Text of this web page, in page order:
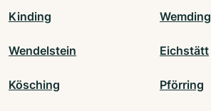
Kinding Wemding
Wendelstein Eichstätt
Kösching Pförring